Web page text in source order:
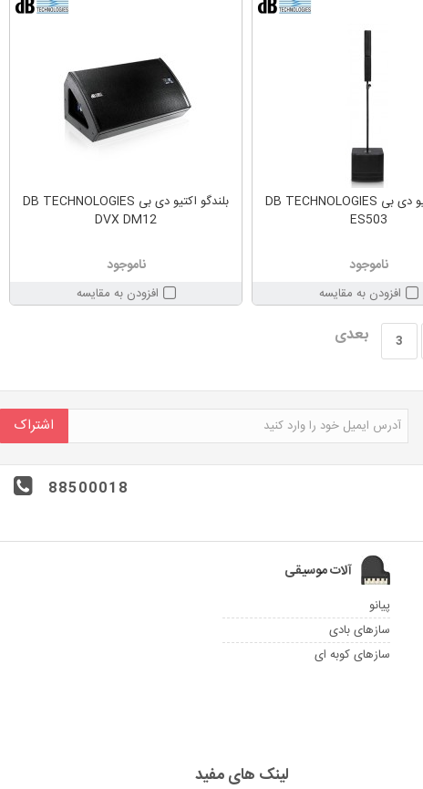
بلندگو اکتیو دی بی DB TECHNOLOGIES
ES503
ناموجود
افزودن به مقایسه
بلندگو اکتیو دی بی DB TECHNOLOGIES
DVX DM12
ناموجود
افزودن به مقایسه
3 بعدی
اشتراک
88500018
آلات موسیقی
پیانو
سازهای بادی
سازهای کوبه ای
لینک های مفید